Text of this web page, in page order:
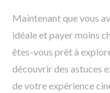
Maintenant que vous
idéale et payer moins
êtes-vous prêt à
découvrir des astuces
de votre expérience